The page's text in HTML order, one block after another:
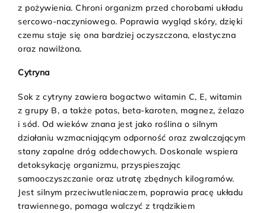
z pożywienia. Chroni organizm przed chorobami układu
sercowo-naczyniowego. Poprawia wygląd skóry, dzięki
czemu staje się ona bardziej oczyszczona, elastyczna
oraz nawilżona.
Cytryna
Sok z cytryny zawiera bogactwo witamin C, E, witamin
z grupy B, a także potas, beta-karoten, magnez, żelazo
i sód. Od wieków znana jest jako roślina o silnym
działaniu wzmacniającym odporność oraz zwalczającym
stany zapalne dróg oddechowych. Doskonale wspiera
detoksykację organizmu, przyspieszając
samooczyszczanie oraz utratę zbędnych kilogramów.
Jest silnym przeciwutleniaczem, poprawia pracę układu
trawiennego, pomaga walczyć z trądzikiem